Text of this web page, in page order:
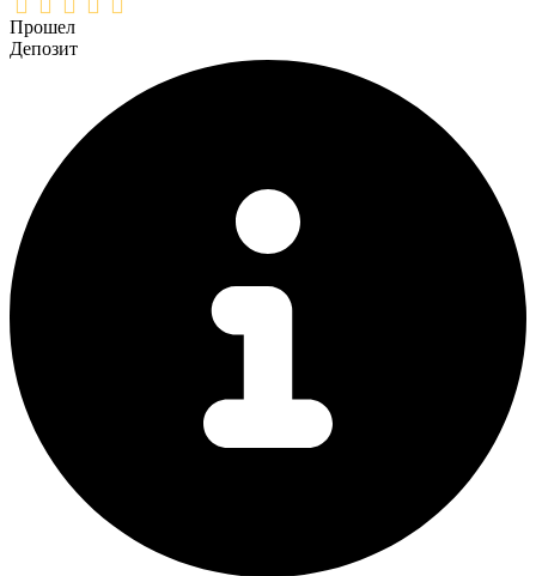
Прошел
Депозит